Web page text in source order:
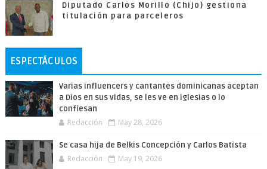
Diputado Carlos Morillo (Chijo) gestiona
titulación para parceleros
ESPECTÁCULOS
Varias influencers y cantantes dominicanas aceptan
a Dios en sus vidas, se les ve en iglesias o lo
confiesan
Redacción May 28, 2026
Se casa hija de Belkis Concepción y Carlos Batista
Redacción May 19, 2026